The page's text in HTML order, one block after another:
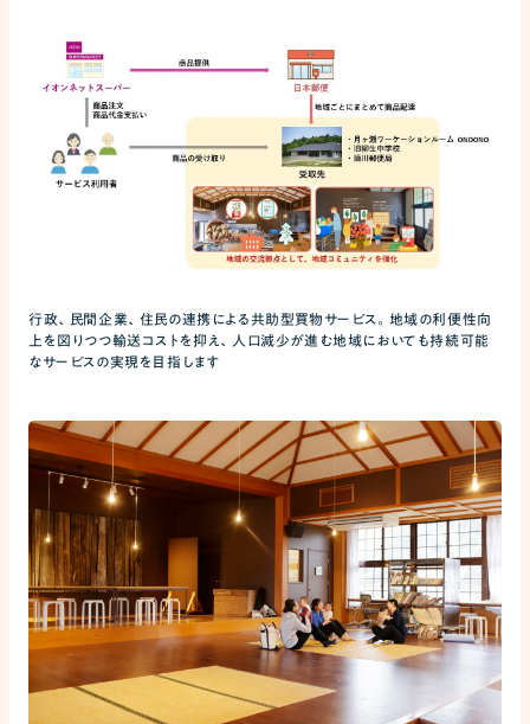
行政、民間企業、住民の連携による共助型買物サービス。地域の利便性向
上を図りつつ輸送コストを抑え、人口減少が進む地域においても持続可能
なサービスの実現を目指します